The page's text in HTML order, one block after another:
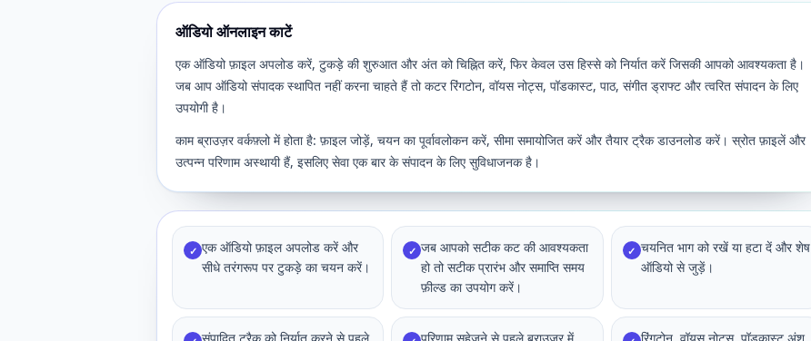
ऑडियो ऑनलाइन काटें
एक ऑडियो फ़ाइल अपलोड करें, टुकड़े की शुरुआत और अंत को चिह्नित करें, फिर केवल उस हिस्से को निर्यात करें जिसकी आपको आवश्यकता है।
जब आप ऑडियो संपादक स्थापित नहीं करना चाहते हैं तो कटर रिंगटोन, वॉयस नोट्स, पॉडकास्ट, पाठ, संगीत ड्राफ्ट और त्वरित संपादन के लिए
उपयोगी है।
काम ब्राउज़र वर्कफ़्लो में होता है: फ़ाइल जोड़ें, चयन का पूर्वावलोकन करें, सीमा समायोजित करें और तैयार ट्रैक डाउनलोड करें। स्रोत फ़ाइलें और
उत्पन्न परिणाम अस्थायी हैं, इसलिए सेवा एक बार के संपादन के लिए सुविधाजनक है।
✓ एक ऑडियो फ़ाइल अपलोड करें और
सीधे तरंगरूप पर टुकड़े का चयन करें।
✓ जब आपको सटीक कट की आवश्यकता
हो तो सटीक प्रारंभ और समाप्ति समय
फ़ील्ड का उपयोग करें।
✓ चयनित भाग को रखें या हटा दें और शेष
ऑडियो से जुड़ें।